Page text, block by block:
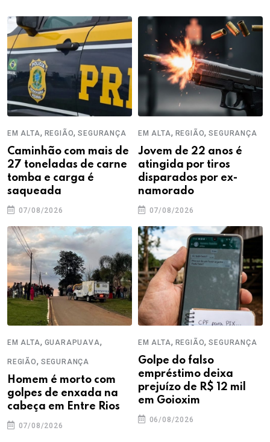
EM ALTA, REGIÃO,SEGURANÇA
Caminhão com mais de
27 toneladas de carne
tomba e carga é
saqueada
07/08/2026
EM ALTA, REGIÃO,SEGURANÇA
Jovem de 22 anos é
atingida por tiros
disparados por ex-
namorado
07/08/2026
EM ALTA, GUARAPUAVA,
REGIÃO, SEGURANÇA
Homem é morto com
golpes de enxada na
cabeça em Entre Rios
07/08/2026
EM ALTA, REGIÃO,SEGURANÇA
Golpe do falso
empréstimo deixa
prejuízo de R$ 12 mil
em Goioxim
06/08/2026